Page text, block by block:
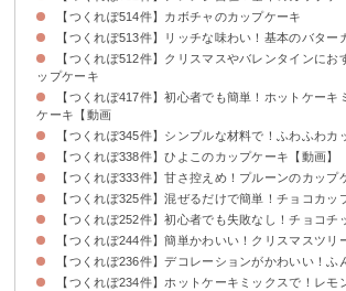
【つくれぽ514件】カボチャのカップケーキ
【つくれぽ513件】リッチな味わい！基本のバター
【つくれぽ512件】クリスマスやバレンタインにお
ップケーキ
【つくれぽ417件】初心者でも簡単！ホットケーキ
ケーキ【動画
【つくれぽ345件】シンプルな材料で！ふわふわカ
【つくれぽ338件】ひよこのカップケーキ【動画】
【つくれぽ333件】甘さ控えめ！プルーンのカップ
【つくれぽ325件】混ぜるだけで簡単！チョコカッ
【つくれぽ252件】初心者でも失敗なし！チョコチ
【つくれぽ244件】簡単かわいい！クリスマスツリ
【つくれぽ236件】デコレーションがかわいい！ふ
【つくれぽ234件】ホットケーキミックスで！レモ